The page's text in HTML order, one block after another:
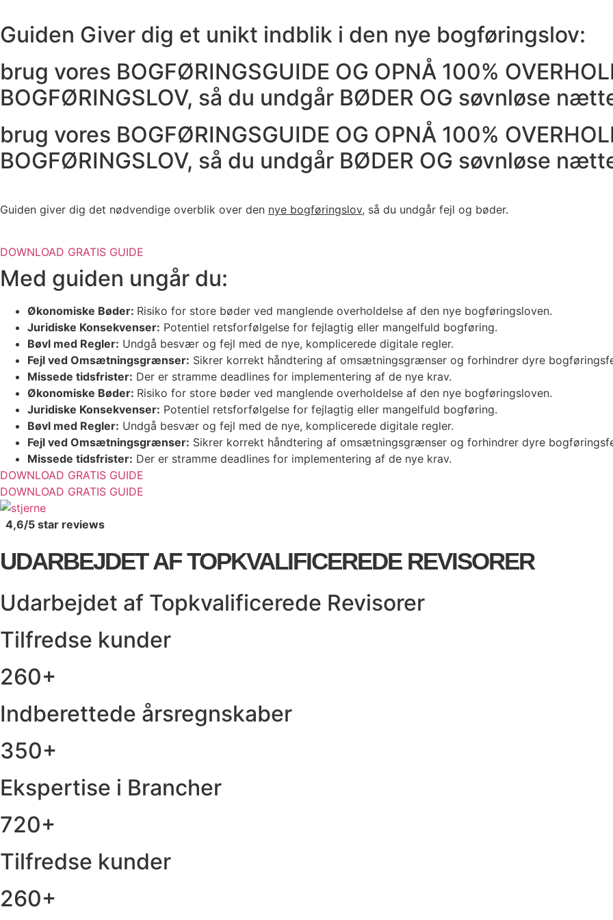
Guiden Giver dig et unikt indblik i den nye bogføringslov:
brug vores BOGFØRINGSGUIDE OG OPNÅ 100%
BOGFØRINGSLOV, så du undgår BØDER OG søvnløse
brug vores BOGFØRINGSGUIDE OG OPNÅ 100%
BOGFØRINGSLOV, så du undgår BØDER OG søvnløse
Guiden giver dig det nødvendige overblik over den nye bogføringslov, så du undgår fejl og bøder.
DOWNLOAD GRATIS GUIDE
Med guiden ungår du:
Økonomiske Bøder: Risiko for store bøder ved manglende overholdelse af den nye bogføringsloven.
Juridiske Konsekvenser: Potentiel retsforfølgelse for fejlagtig eller mangelfuld bogføring.
Bøvl med Regler: Undgå besvær og fejl med de nye, komplicerede digitale regler.
Fejl ved Omsætningsgrænser: Sikrer korrekt håndtering af omsætningsgrænser og forhindrer dyre
Missede tidsfrister: Der er stramme deadlines for implementering af de nye krav.
Økonomiske Bøder: Risiko for store bøder ved manglende overholdelse af den nye bogføringsloven.
Juridiske Konsekvenser: Potentiel retsforfølgelse for fejlagtig eller mangelfuld bogføring.
Bøvl med Regler: Undgå besvær og fejl med de nye, komplicerede digitale regler.
Fejl ved Omsætningsgrænser: Sikrer korrekt håndtering af omsætningsgrænser og forhindrer dyre
Missede tidsfrister: Der er stramme deadlines for implementering af de nye krav.
DOWNLOAD GRATIS GUIDE
DOWNLOAD GRATIS GUIDE
4,6/5 star reviews
UDARBEJDET AF TOPKVALIFICEREDE REVISORER
Udarbejdet af Topkvalificerede Revisorer
Tilfredse kunder
260+
Indberettede årsregnskaber
350+
Ekspertise i Brancher
720+
Tilfredse kunder
260+